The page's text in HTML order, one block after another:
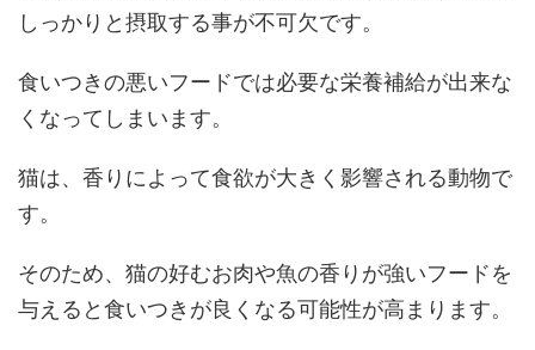
しっかりと摂取する事が不可欠です。
食いつきの悪いフードでは必要な栄養補給が出来な
くなってしまいます。
猫は、香りによって食欲が大きく影響される動物で
す。
そのため、猫の好むお肉や魚の香りが強いフードを
与えると食いつきが良くなる可能性が高まります。